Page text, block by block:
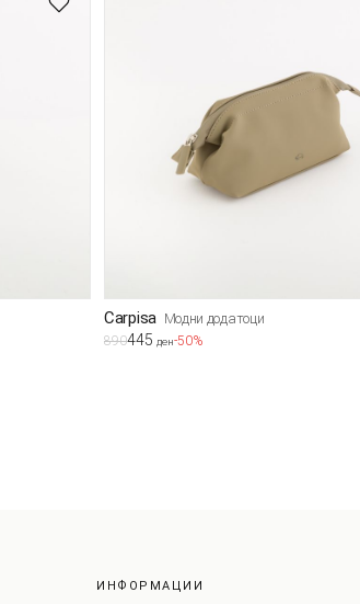
Carpisa Модни додатоци
890445 ден-50%
ИНФОРМАЦИИ